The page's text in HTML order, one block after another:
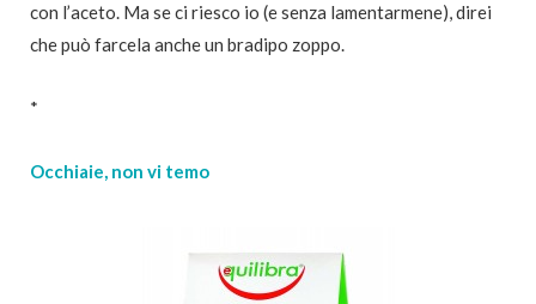
con l’aceto. Ma se ci riesco io (e senza lamentarmene), direi
che può farcela anche un bradipo zoppo.
*
Occhiaie, non vi temo